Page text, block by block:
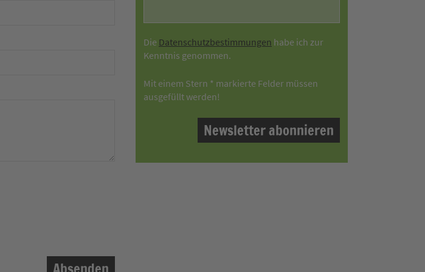
Die Datenschutzbestimmungen habe ich zur
Kenntnis genommen.
Mit einem Stern * markierte Felder müssen
ausgefüllt werden!